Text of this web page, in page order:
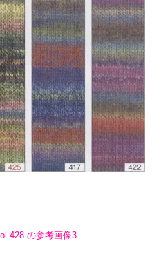
の参考画像3